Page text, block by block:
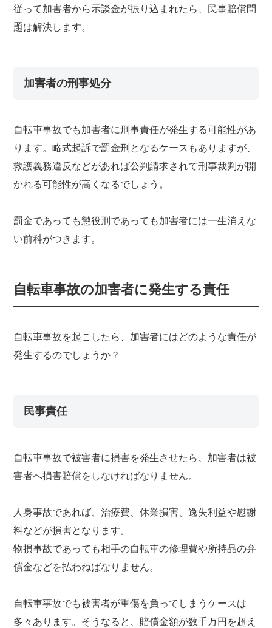
従って加害者から示談金が振り込まれたら、民事賠償問
題は解決します。
加害者の刑事処分
自転車事故でも加害者に刑事責任が発生する可能性があ
ります。略式起訴で罰金刑となるケースもありますが、
救護義務違反などがあれば公判請求されて刑事裁判が開
かれる可能性が高くなるでしょう。
罰金であっても懲役刑であっても加害者には一生消えな
い前科がつきます。
自転車事故の加害者に発生する責任
自転車事故を起こしたら、加害者にはどのような責任が
発生するのでしょうか？
民事責任
自転車事故で被害者に損害を発生させたら、加害者は被
害者へ損害賠償をしなければなりません。
人身事故であれば、治療費、休業損害、逸失利益や慰謝
料などが損害となります。
物損事故であっても相手の自転車の修理費や所持品の弁
償金などを払わねばなりません。
自転車事故でも被害者が重傷を負ってしまうケースは
多々あります。そうなると、賠償金額が数千万円を超え